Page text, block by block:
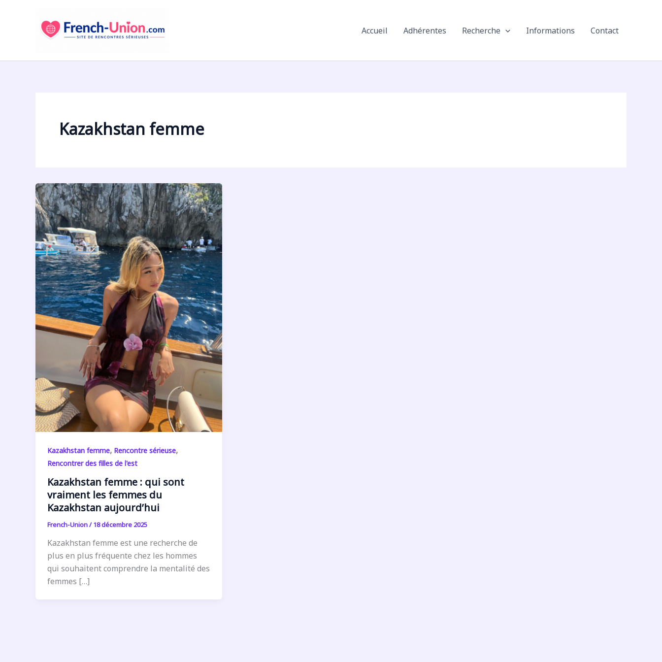
Accueil Adhérentes Recherche Informations Contact
Kazakhstan femme
Kazakhstan femme, Rencontre sérieuse,
Rencontrer des filles de l'est
Kazakhstan femme : qui sont
vraiment les femmes du
Kazakhstan aujourd’hui
French-Union/18 décembre 2025
Kazakhstan femme est une recherche de
plus en plus fréquente chez les hommes
qui souhaitent comprendre la mentalité des
femmes […]